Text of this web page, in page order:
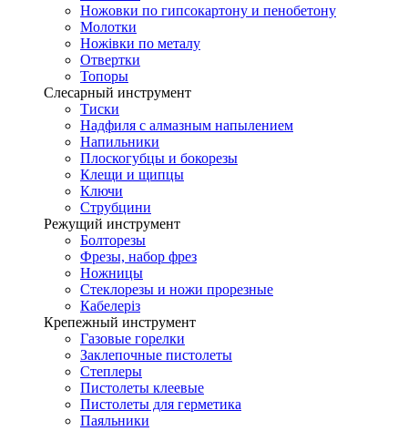
Ножовки по гипсокартону и пенобетону
Молотки
Ножівки по металу
Отвертки
Топоры
Слесарный инструмент
Тиски
Надфиля с алмазным напылением
Напильники
Плоскогубцы и бокорезы
Клещи и щипцы
Ключи
Струбцини
Режущий инструмент
Болторезы
Фрезы, набор фрез
Ножницы
Стеклорезы и ножи прорезные
Кабелеріз
Крепежный инструмент
Газовые горелки
Заклепочные пистолеты
Степлеры
Пистолеты клеевые
Пистолеты для герметика
Паяльники